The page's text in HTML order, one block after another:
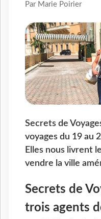
Par Marie Poirier
Secrets de
voyages du 19 au
Elles nous livrent
vendre la ville
Secrets de
trois agents